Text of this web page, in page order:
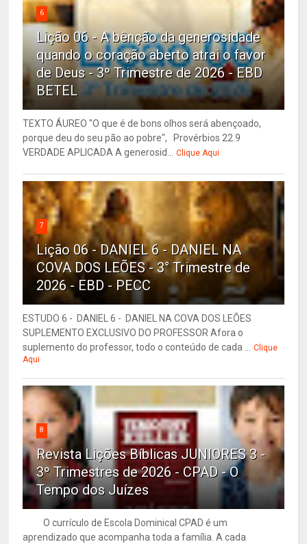
6
Lição 06 - A bênção da generosidade
quando o coração aberto atrai o favor
de Deus - 3º Trimestre de 2026 - EBD
BETEL
TEXTO ÁUREO "O que é de bons olhos será abençoado,
porque deu do seu pão ao pobre", Provérbios 22.9
VERDADE APLICADA A generosid... Clique Aqui
7
Lição 06 - DANIEL 6 - DANIEL NA
COVA DOS LEÕES - 3° Trimestre de
2026 - EBD - PECC
ESTUDO 6 - DANIEL 6 - DANIEL NA COVA DOS LEÕES
SUPLEMENTO EXCLUSIVO DO PROFESSOR Afora o
suplemento do professor, todo o conteúdo de cada ... Clique
Aqui
8
Revista Lições Bíblicas JUNIORES 3 -
3º Trimestres de 2026 - CPAD - O
Tempo dos Juízes
O currículo de Escola Dominical CPAD é um
aprendizado que acompanha toda a família. A cada